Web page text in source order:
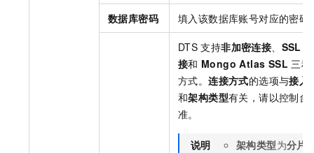
数据库密码 填入该数据库账号对应的密码
DTS 支持非加密连接 SSL
接和 Mongo Atlas SSL 三
方式。连接方式的选项与接入
和架构类型有关，请以控制台
准。
说明 架构类型为分片